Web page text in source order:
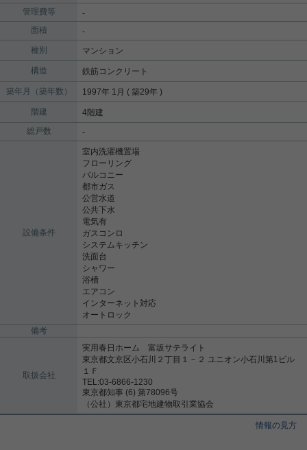
管理費等
-
面積
-
種別
マンション
構造 鉄筋コンクリート
築年月（築年数） 1997年 1月 ( 築29年 )
階建
4階建
総戸数
-
設備条件
室内洗濯機置場
フローリング
バルコニー
都市ガス
公営水道
公共下水
電気有
ガスコンロ
システムキッチン
洗面台
シャワー
浴槽
エアコン
インターネット対応
オートロック
備考
取扱会社
実用春日ホーム 富坂サテライト
東京都文京区小石川２丁目１－２ ユニオン小石川第1ビル
１Ｆ
TEL:03-6866-1230
東京都知事 (6) 第78096号
（公社）東京都宅地建物取引業協会
情報の見方